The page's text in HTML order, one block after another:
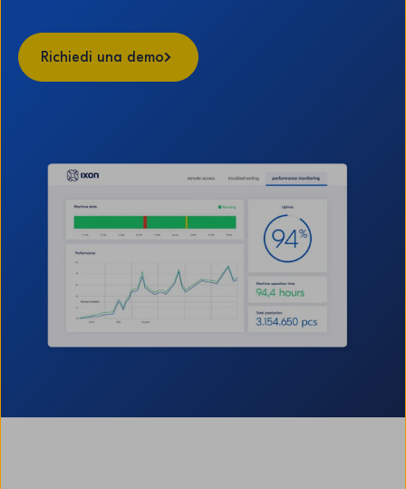
Richiedi una demo